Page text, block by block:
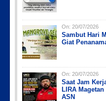
On: 20/07/2026
Sambut Hari
Giat
On: 20/07/2026
Saat Jam
LIRA
ASN